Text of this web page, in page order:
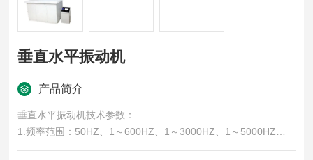
垂直水平振动机
产品简介
垂直水平振动机技术参数：
1.频率范围：50HZ、1～600HZ、1～3000HZ、1～5000HZ
2.标准型台体尺寸（mm）：垂直500×500×150 水平500×500×2